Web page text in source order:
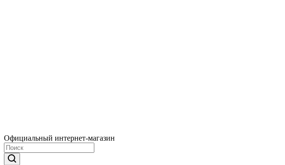
Официальный интернет-магазин